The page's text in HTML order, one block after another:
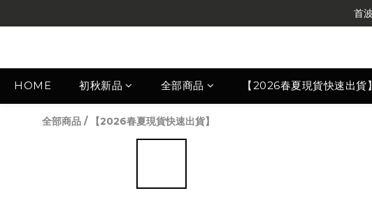
首
HOME 初秋新品 全部商品 【2026春夏現貨快速出貨】
全部商品 / 【2026春夏現貨快速出貨】